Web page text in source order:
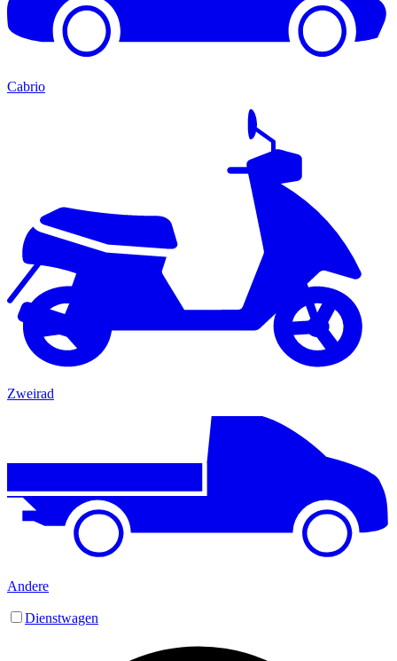
Cabrio
Zweirad
Andere
Dienstwagen